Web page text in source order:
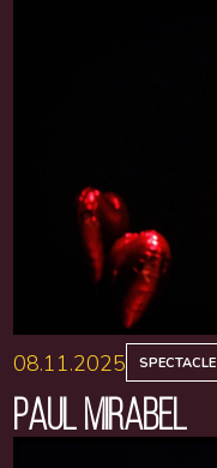
08.11.2025 SPECTACLE
PAUL MIRABEL